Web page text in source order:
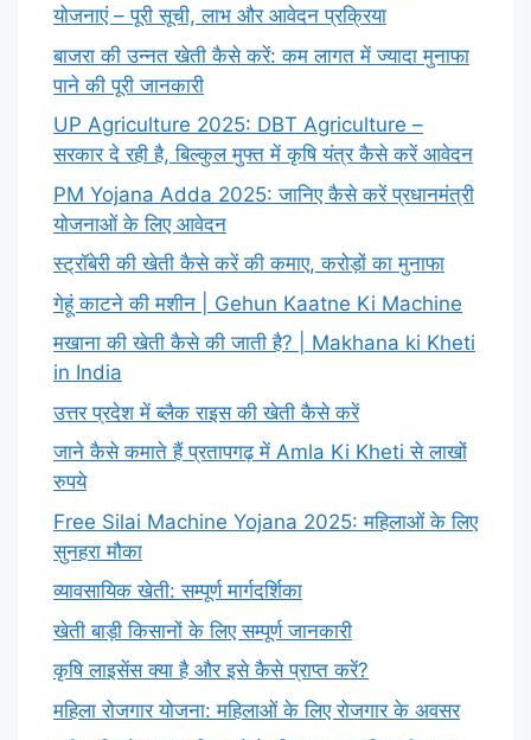
योजनाएं – पूरी सूची, लाभ और आवेदन प्रक्रिया
बाजरा की उन्नत खेती कैसे करें: कम लागत में ज्यादा मुनाफा
पाने की पूरी जानकारी
UP Agriculture 2025: DBT Agriculture –
सरकार दे रही है, बिल्कुल मुफ्त में कृषि यंत्र कैसे करें आवेदन
PM Yojana Adda 2025: जानिए कैसे करें प्रधानमंत्री
योजनाओं के लिए आवेदन
स्ट्रॉबेरी की खेती कैसे करें की कमाए, करोड़ों का मुनाफा
गेहूं काटने की मशीन | Gehun Kaatne Ki Machine
मखाना की खेती कैसे की जाती है? | Makhana ki Kheti
in India
उत्तर प्रदेश में ब्लैक राइस की खेती कैसे करें
जाने कैसे कमाते हैं प्रतापगढ़ में Amla Ki Kheti से लाखों
रुपये
Free Silai Machine Yojana 2025: महिलाओं के लिए
सुनहरा मौका
व्यावसायिक खेती: सम्पूर्ण मार्गदर्शिका
खेती बाड़ी किसानों के लिए सम्पूर्ण जानकारी
कृषि लाइसेंस क्या है और इसे कैसे प्राप्त करें?
महिला रोजगार योजना: महिलाओं के लिए रोजगार के अवसर